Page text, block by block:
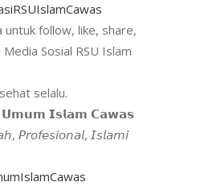
untuk follow, like, share,
Sosial RSU Islam
selalu.
𝗨𝗺𝘂𝗺 𝗜𝘀𝗹𝗮𝗺 𝗖𝗮𝘄𝗮𝘀
𝘐𝘴𝘭𝘢𝘮𝘪